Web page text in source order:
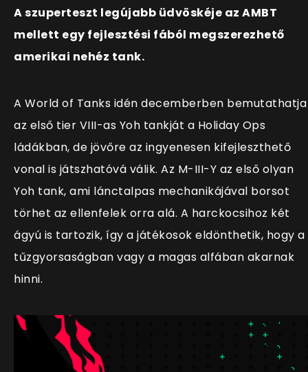
A szuperteszt legújabb üdvöskéje az AMBT
mellett egy fejlesztési fából megszerezhető
amerikai nehéz tank.
A World of Tanks idén decemberben bemutathatja
az első tier VIII-as Yoh tankját a Holiday Ops
ládákban, de jövőre az ingyenesen kifejleszthető
vonal is játszhatóvá válik. Az M-III-Y az első olyan
Yoh tank, ami lánctalpas mechanikájával borsot
törhet az ellenfelek orra alá. A harckocsihoz két
ágyú is tartozik, így a játékosok eldönthetik, hogy a
tűzgyorsaságban vagy a magas alfában akarnak
hinni.